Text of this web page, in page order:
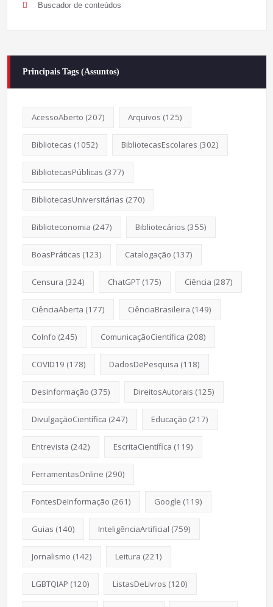
Buscador de conteúdos
Principais Tags (Assuntos)
AcessoAberto (207) Arquivos (125)
Bibliotecas (1052) BibliotecasEscolares (302)
BibliotecasPúblicas (377)
BibliotecasUniversitárias (270)
Biblioteconomia (247) Bibliotecários (355)
BoasPráticas (123) Catalogação (137)
Censura (324) ChatGPT(175) Ciência (287)
CiênciaAberta (177) CiênciaBrasileira (149)
CoInfo (245) ComunicaçãoCientífica (208)
COVID19 (178) DadosDePesquisa (118)
Desinformação (375) DireitosAutorais (125)
DivulgaçãoCientífica (247) Educação (217)
Entrevista (242) EscritaCientífica (119)
FerramentasOnline (290)
FontesDeInformação (261) Google (119)
Guias (140) InteligênciaArtificial (759)
Jornalismo (142) Leitura (221)
LGBTQIAP (120) ListasDeLivros (120)